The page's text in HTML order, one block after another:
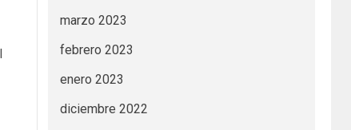
marzo 2023
febrero 2023
enero 2023
diciembre 2022